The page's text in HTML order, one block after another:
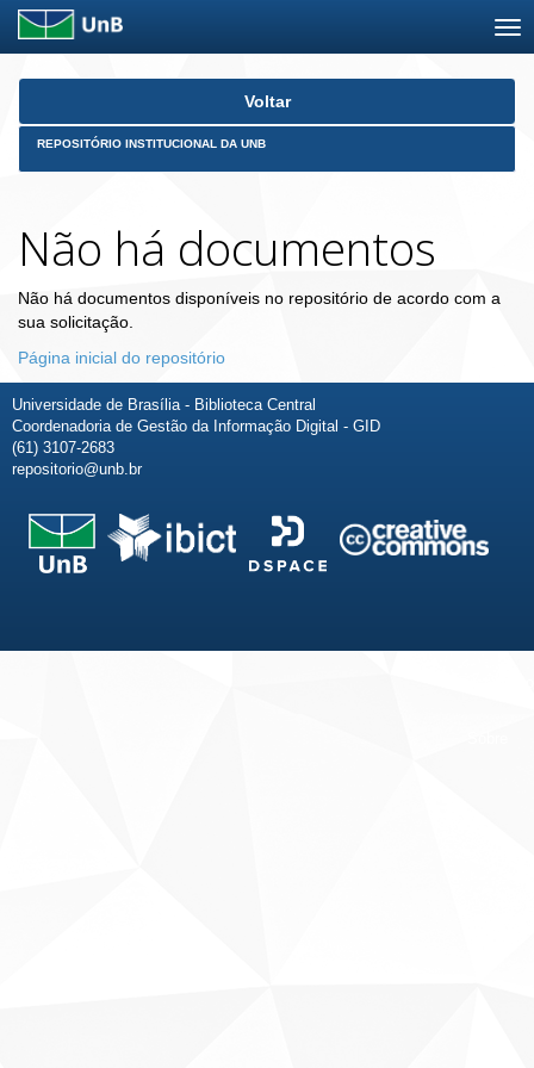
Skip
Voltar
REPOSITÓRIO INSTITUCIONAL DA UNB
Não há documentos
Não há documentos disponíveis no repositório de acordo com a
sua solicitação.
Página inicial do repositório
Universidade de Brasília - Biblioteca Central
Coordenadoria de Gestão da Informação Digital - GID
(61) 3107-2683
repositorio@unb.br